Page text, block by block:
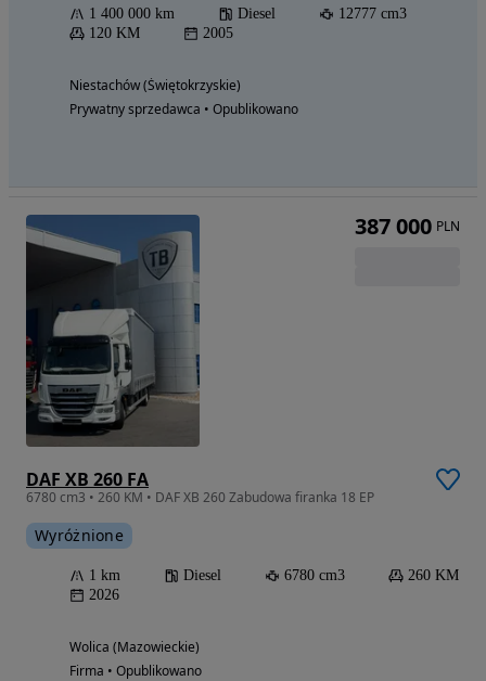
1 400 000 km Diesel
12777 cm3
120 KM
2005
Niestachów (Świętokrzyskie)
Prywatny sprzedawca • Opublikowano
DAF XB 260 FA
6780 cm3 • 260 KM • DAF XB 260 Zabudowa firanka 18 EP
Wyróżnione
1 km Diesel 6780 cm3
260 KM
2026
Wolica (Mazowieckie)
Firma • Opublikowano
387 000 PLN